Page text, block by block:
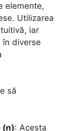
elemente,
Utilizarea
iar
diverse
să
(n): Acesta